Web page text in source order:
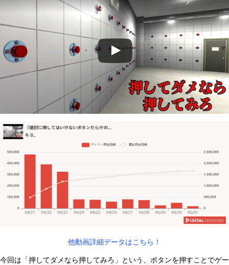
他動画詳細データはこちら！
今回は「押してダメなら押してみろ」という、ボタンを押すことでゲー